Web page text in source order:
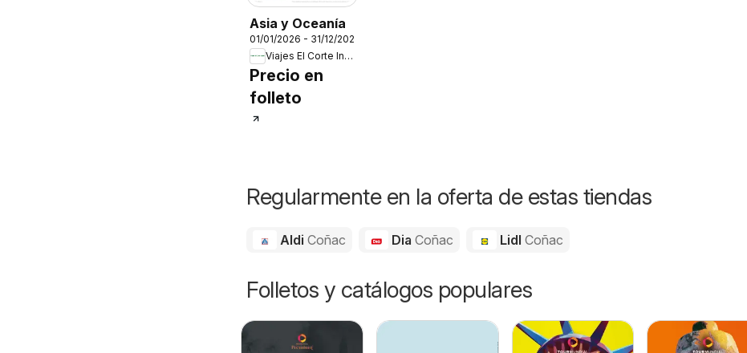
Asia y Oceanía
01/01/2026 - 31/12/2026
Viajes El Corte Inglés
Precio en
folleto
Regularmente en la oferta de estas tiendas
Aldi Coñac DiaCoñac LidlCoñac
Folletos y catálogos populares